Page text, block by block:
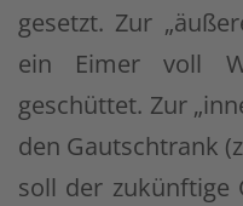
gesetzt. Zur
ein Eimer voll
geschüttet. Zur
den Gautschtrank
soll der zukünftige